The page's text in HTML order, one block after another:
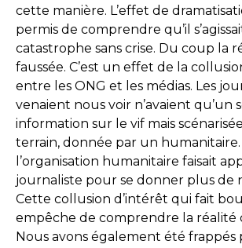
cette manière. L’effet de
permis de comprendre qu’il
catastrophe sans crise. Du coup la
faussée. C’est un effet de la
entre les ONG et les médias. Les
venaient nous voir n’avaient qu’un
information sur le vif mais
terrain, donnée par un
l’organisation humanitaire faisait
journaliste pour se donner plus de
Cette collusion d’intérêt qui fait
empêche de comprendre la réalité
Nous avons également été frappés